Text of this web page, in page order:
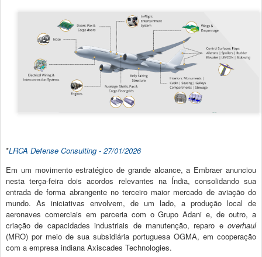
*LRCA Defense Consulting - 27/01/2026
Em um movimento estratégico de grande alcance, a Embraer anunciou
nesta terça-feira dois acordos relevantes na Índia, consolidando sua
entrada de forma abrangente no terceiro maior mercado de aviação do
mundo. As iniciativas envolvem, de um lado, a produção local de
aeronaves comerciais em parceria com o Grupo Adani e, de outro, a
criação de capacidades industriais de manutenção, reparo e overhaul
(MRO) por meio de sua subsidiária portuguesa OGMA, em cooperação
com a empresa indiana Axiscades Technologies.